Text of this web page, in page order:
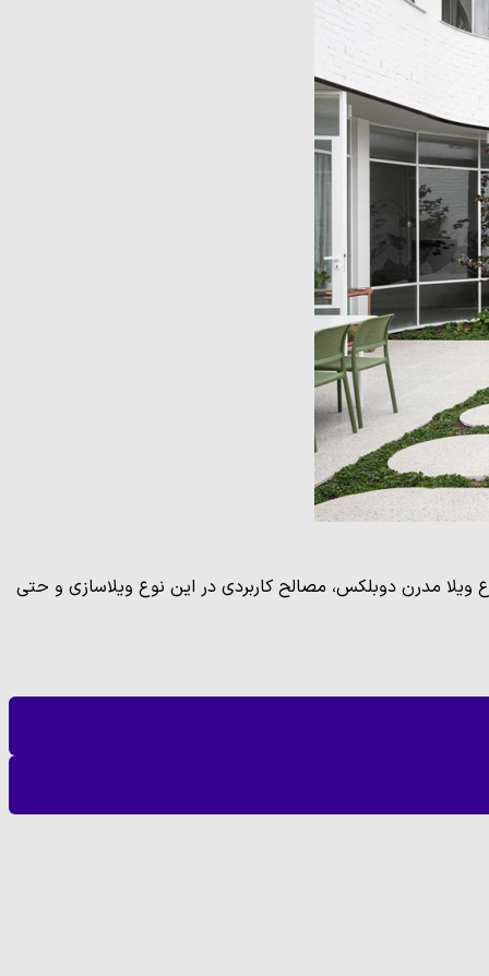
ویلا مدرن دوبلکس، مصالح کاربردی در این نوع ویلاسازی و حتی